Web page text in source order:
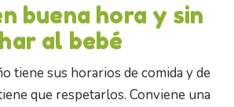
buena hora y sin
al bebé
tiene sus horarios de comida y de
que respetarlos. Conviene una